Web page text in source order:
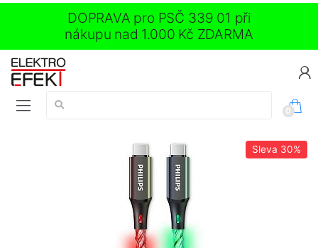
DOPRAVA pro PSČ 339 01 při
nákupu nad 1.000 Kč ZDARMA
Vyhledávání:
0
Sleva 30%